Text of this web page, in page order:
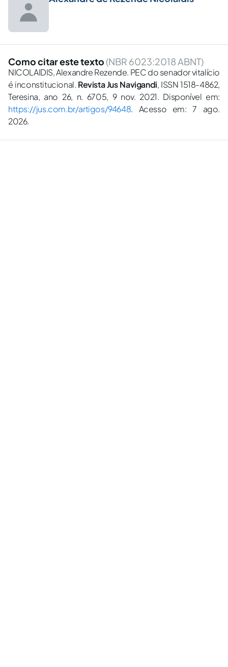
Como citar este texto (NBR 6023:2018 ABNT)
NICOLAIDIS, Alexandre Rezende. PEC do senador vitalício
é inconstitucional. Revista Jus Navigandi, ISSN 1518-4862,
Teresina, ano 26, n. 6705, 9 nov. 2021. Disponível em:
https://jus.com.br/artigos/94648. Acesso em: 7 ago.
2026.